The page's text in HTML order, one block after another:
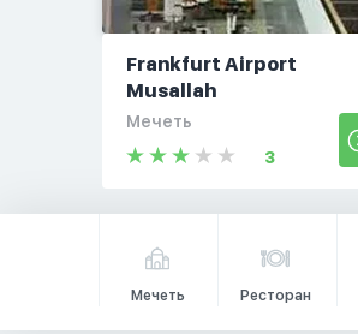
Frankfurt Airport
Musallah
Мечеть
3
Мечеть Ресторан